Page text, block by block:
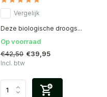
Vergelijk
Deze biologische droogs...
Op voorraad
€42,50 €39,95
Incl. btw